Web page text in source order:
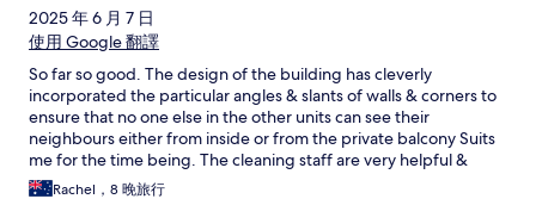
2025 年 6 月 7 日
使用 Google 翻譯
So far so good. The design of the building has cleverly
incorporated the particular angles & slants of walls & corners to
ensure that no one else in the other units can see their
neighbours either from inside or from the private balcony Suits
me for the time being. The cleaning staff are very helpful &
friendly. A couple of standard items broke in the unit as in the
Rachel，8 晚旅行